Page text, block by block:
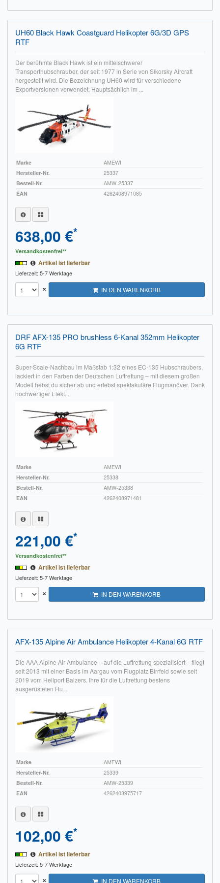
FAQ
Was wir bieten
KONTAKT
MEIN KONTO
UH60 Black Hawk Coastguard Helikopter 6G/3D GPS
RTF
Der berühmte Black Hawk ist ein mittelschwerer
Transporthubschrauber, der seit 1977 in Serie von Sikorsky Aircraft
hergestellt wird. Die Bezeichnung UH60 wird für verschiedene
Exportversionen verwendet. Hauptsächlich im ...
Marke
AMEWI
Hersteller-Nr.
25337
Bestell-Nr.
AMW-25337
EAN
4262408971085
638,00 €*
Versandkostenfrei**
Artikel ist lieferbar
Lieferzeit: 5-7 Werktage
× IN DEN WARENKORB
DRF AFX-135 PRO brushless 6-Kanal 352mm Helikopter
6G RTF
Super-Scale-Nachbau im Maßstab 1:32 eines EC-135 Hubschraubers,
lackiert in den Farben der Deutschen Luftrettung – mit diesem großen
Modell hebst du sicher ab und erlebst spektakuläre Flugmanöver. Dank
hochwertiger Elekt...
Marke
AMEWI
Hersteller-Nr.
25338
Bestell-Nr.
AMW-25338
EAN
4262408971481
221,00 €*
Versandkostenfrei**
Artikel ist lieferbar
Lieferzeit: 5-7 Werktage
× IN DEN WARENKORB
AFX-135 Alpine Air Ambulance Helikopter 4-Kanal 6G RTF
Die AAA Alpine Air Ambulance – auf die Luftrettung spezialisiert – fliegt
seit 2013 mit einer Basis im Aargau vom Flugplatz Birrfeld sowie seit
2019 vom Heliport Balzers. Ihre für die Luftrettung bestens
ausgerüsteten Hu...
Marke
AMEWI
Hersteller-Nr.
25339
Bestell-Nr.
AMW-25339
EAN
4262408975717
102,00 €*
Artikel ist lieferbar
Lieferzeit: 5-7 Werktage
× IN DEN WARENKORB